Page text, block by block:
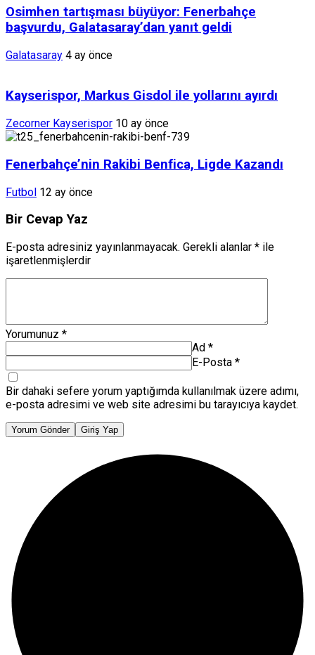
Osimhen tartışması büyüyor: Fenerbahçe
başvurdu, Galatasaray’dan yanıt geldi
Galatasaray 4 ay önce
Kayserispor, Markus Gisdol ile yollarını ayırdı
Zecorner Kayserispor 10 ay önce
Fenerbahçe’nin Rakibi Benfica, Ligde Kazandı
Futbol 12 ay önce
Bir Cevap Yaz
E-posta adresiniz yayınlanmayacak. Gerekli alanlar * ile
işaretlenmişlerdir
Yorumunuz *
Ad *
E-Posta *
Bir dahaki sefere yorum yaptığımda kullanılmak üzere adımı,
e-posta adresimi ve web site adresimi bu tarayıcıya kaydet.
Yorum Gönder Giriş Yap